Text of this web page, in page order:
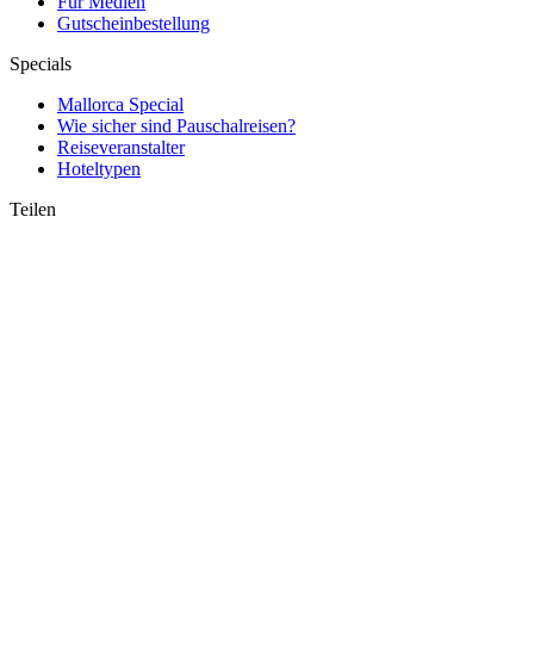
Gutscheinbestellung
Specials
Mallorca Special
Wie sicher sind Pauschalreisen?
Reiseveranstalter
Hoteltypen
Teilen